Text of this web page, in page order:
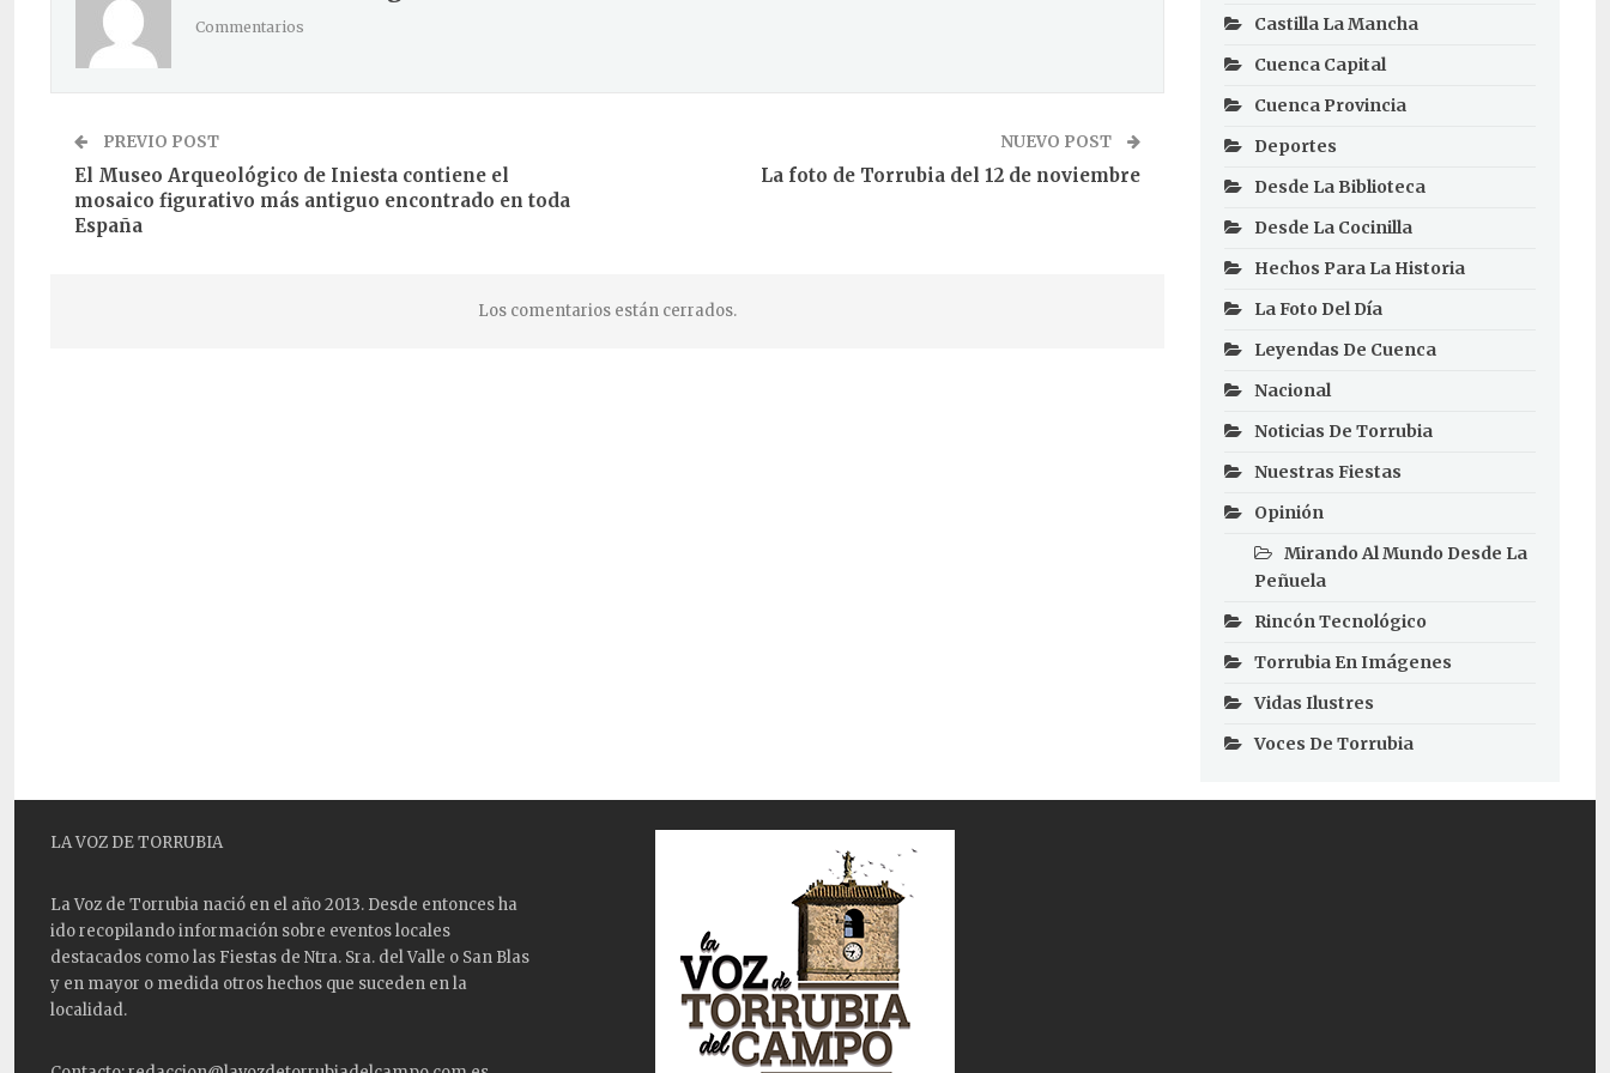
Commentarios
PREVIO POST
El Museo Arqueológico de Iniesta contiene el
mosaico figurativo más antiguo encontrado en toda
España
NUEVO POST
La foto de Torrubia del 12 de noviembre
Los comentarios están cerrados.
Castilla La Mancha
Cuenca Capital
Cuenca Provincia
Deportes
Desde La Biblioteca
Desde La Cocinilla
Hechos Para La Historia
La Foto Del Día
Leyendas De Cuenca
Nacional
Noticias De Torrubia
Nuestras Fiestas
Opinión
Mirando Al Mundo Desde La
Peñuela
Rincón Tecnológico
Torrubia En Imágenes
Vidas Ilustres
Voces De Torrubia
LA VOZ DE TORRUBIA
La Voz de Torrubia nació en el año 2013. Desde entonces ha
ido recopilando información sobre eventos locales
destacados como las Fiestas de Ntra. Sra. del Valle o San Blas
y en mayor o medida otros hechos que suceden en la
localidad.